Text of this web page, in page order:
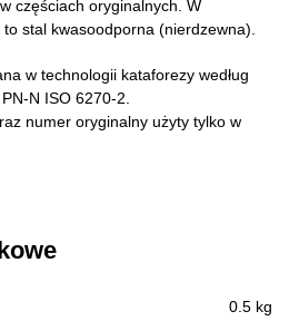
częściach oryginalnych. W
stal kwasoodporna (nierdzewna).
w technologii kataforezy według
N ISO 6270-2.
numer oryginalny użyty tylko w
0.5 kg